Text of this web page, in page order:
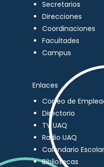
Secretarios
Direcciones
Coordinaciones
Facultades
Campus
Enlaces
Correo de
Directorio
TV UAQ
Radio UAQ
Calendario Escolar
Bibliotecas